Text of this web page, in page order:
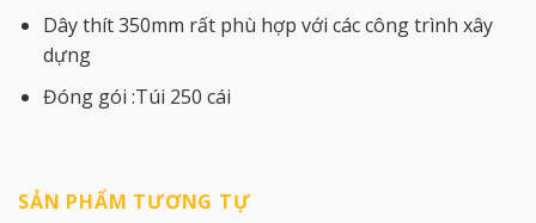
Dây thít 350mm rất phù hợp với các công trình xây
dựng
Đóng gói :Túi 250 cái
SẢN PHẨM TƯƠNG TỰ